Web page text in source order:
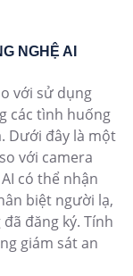
NGHỆ AI
với sử dụng
các tình huống
Dưới đây là một
với camera
có thể nhận
biệt người lạ,
đăng ký. Tính
giám sát an